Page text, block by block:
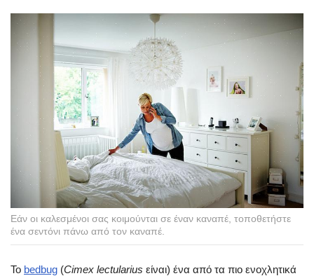
Εάν οι καλεσμένοι σας κοιμούνται σε έναν καναπέ, τοποθετήστε
ένα σεντόνι πάνω από τον καναπέ.
Το bedbug (Cimex lectularius είναι) ένα από τα πιο ενοχλητικά